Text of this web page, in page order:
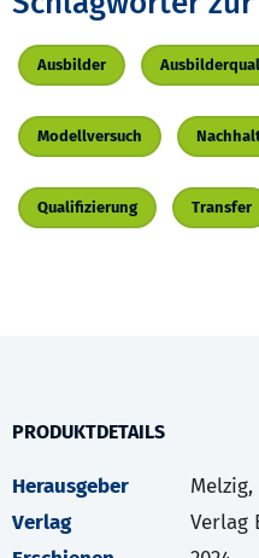
Ausbilder
Modellversuch
Qualifizierung Transfer
PRODUKTDETAILS
Herausgeber
Verlag
Verlag